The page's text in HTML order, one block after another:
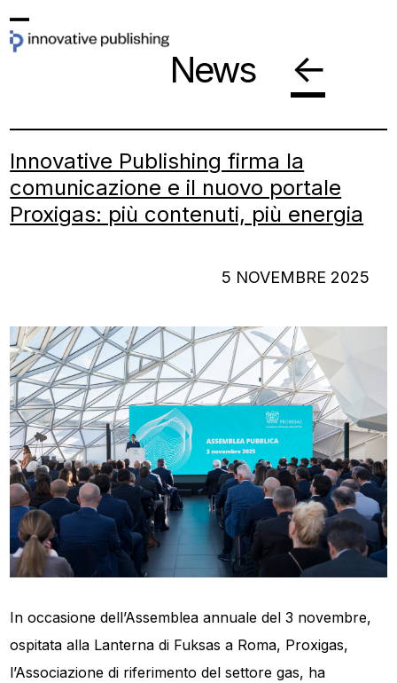
toOpen
Close
News ←
Innovative Publishing firma la
comunicazione e il nuovo portale
Proxigas: più contenuti, più energia
5 NOVEMBRE 2025
In occasione dell’Assemblea annuale del 3 novembre,
ospitata alla Lanterna di Fuksas a Roma, Proxigas,
l’Associazione di riferimento del settore gas, ha